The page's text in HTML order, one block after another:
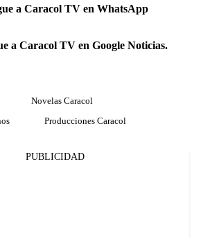
a Caracol TV en WhatsApp
a Caracol TV en Google Noticias.
Novelas Caracol
Producciones Caracol
PUBLICIDAD